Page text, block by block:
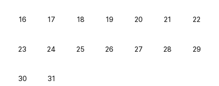
16 17 18 19 20 21 22
23 24 25 26 27 28 29
30 31